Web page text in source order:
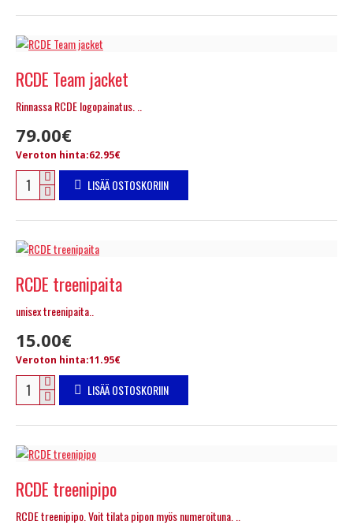
RCDE Team jacket
Rinnassa RCDE logopainatus. ..
79.00€
Veroton hinta:62.95€
LISÄÄ OSTOSKORIIN
RCDE treenipaita
unisex treenipaita..
15.00€
Veroton hinta:11.95€
LISÄÄ OSTOSKORIIN
RCDE treenipipo
RCDE treenipipo. Voit tilata pipon myös numeroituna. ..